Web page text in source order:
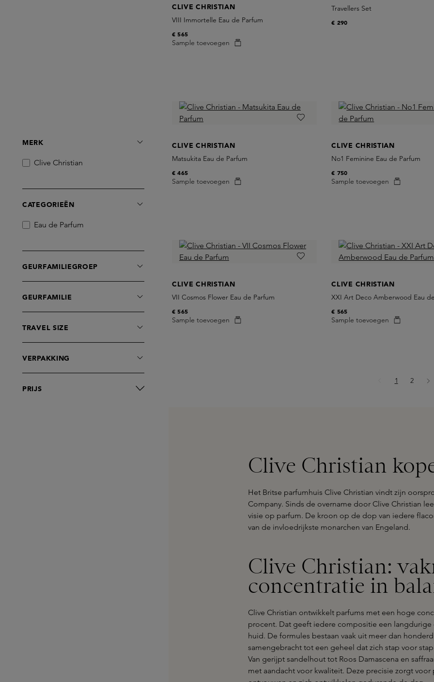
MERK
Clive Christian
CATEGORIEËN
Eau de Parfum
GEURFAMILIEGROEP
GEURFAMILIE
TRAVEL SIZE
VERPAKKING
PRIJS
CLIVE CHRISTIAN
VIII Immortelle Eau de Parfum
Sample toevoegen
€ 565
Travellers Set
€ 290
CLIVE CHRISTIAN
Matsukita Eau de Parfum
Sample toevoegen
€ 465
CLIVE CHRISTIAN
No1 Feminine Eau de Parfum
Sample toevoegen
€ 750
CLIVE CHRISTIAN
VII Cosmos Flower Eau de Parfum
Sample toevoegen
€ 565
CLIVE CHRISTIAN
XXI Art Deco Amberwood Eau
Sample toevoegen
€ 565
Pagina
1 Pagina
2
Clive Christian
Het Britse parfumhuis Clive Christian vindt zijn
Company. Sinds de overname door Clive Christian
visie op parfum. De kroon op de dop van iedere
van de invloedrijkste monarchen van Engeland.
Clive Christian:
concentratie in
Clive Christian ontwikkelt parfums met een hoge
procent. Dat geeft iedere compositie een langdurige
huid. De formules bestaan vaak uit meer dan
samengebracht tot een geheel dat zich stap voor stap
Van gerijpt sandelhout tot Roos Damascena en
met aandacht voor kwaliteit. Deze precisie zorgt voor